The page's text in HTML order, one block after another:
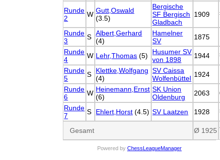
Runde
2
W Gutt,Oswald
(3.5)
Bergische
SF Bergisch
Gladbach
1909
Runde
3
S Albert,Gerhard
(4)
Hamelner
SV
1875
Runde
4
W Lehr,Thomas (5)
Husumer SV
von 1898
1944
Runde
5
S
Klettke,Wolfgang
(4)
SV Caissa
Wolfenbüttel 1924
Runde
6
W Heinemann,Ernst
(6)
SK Union
Oldenburg
2063
Runde
7
S Ehlert,Horst (4.5) SV Laatzen 1928
Gesamt Ø 1925
Powered by ChessLeagueManager